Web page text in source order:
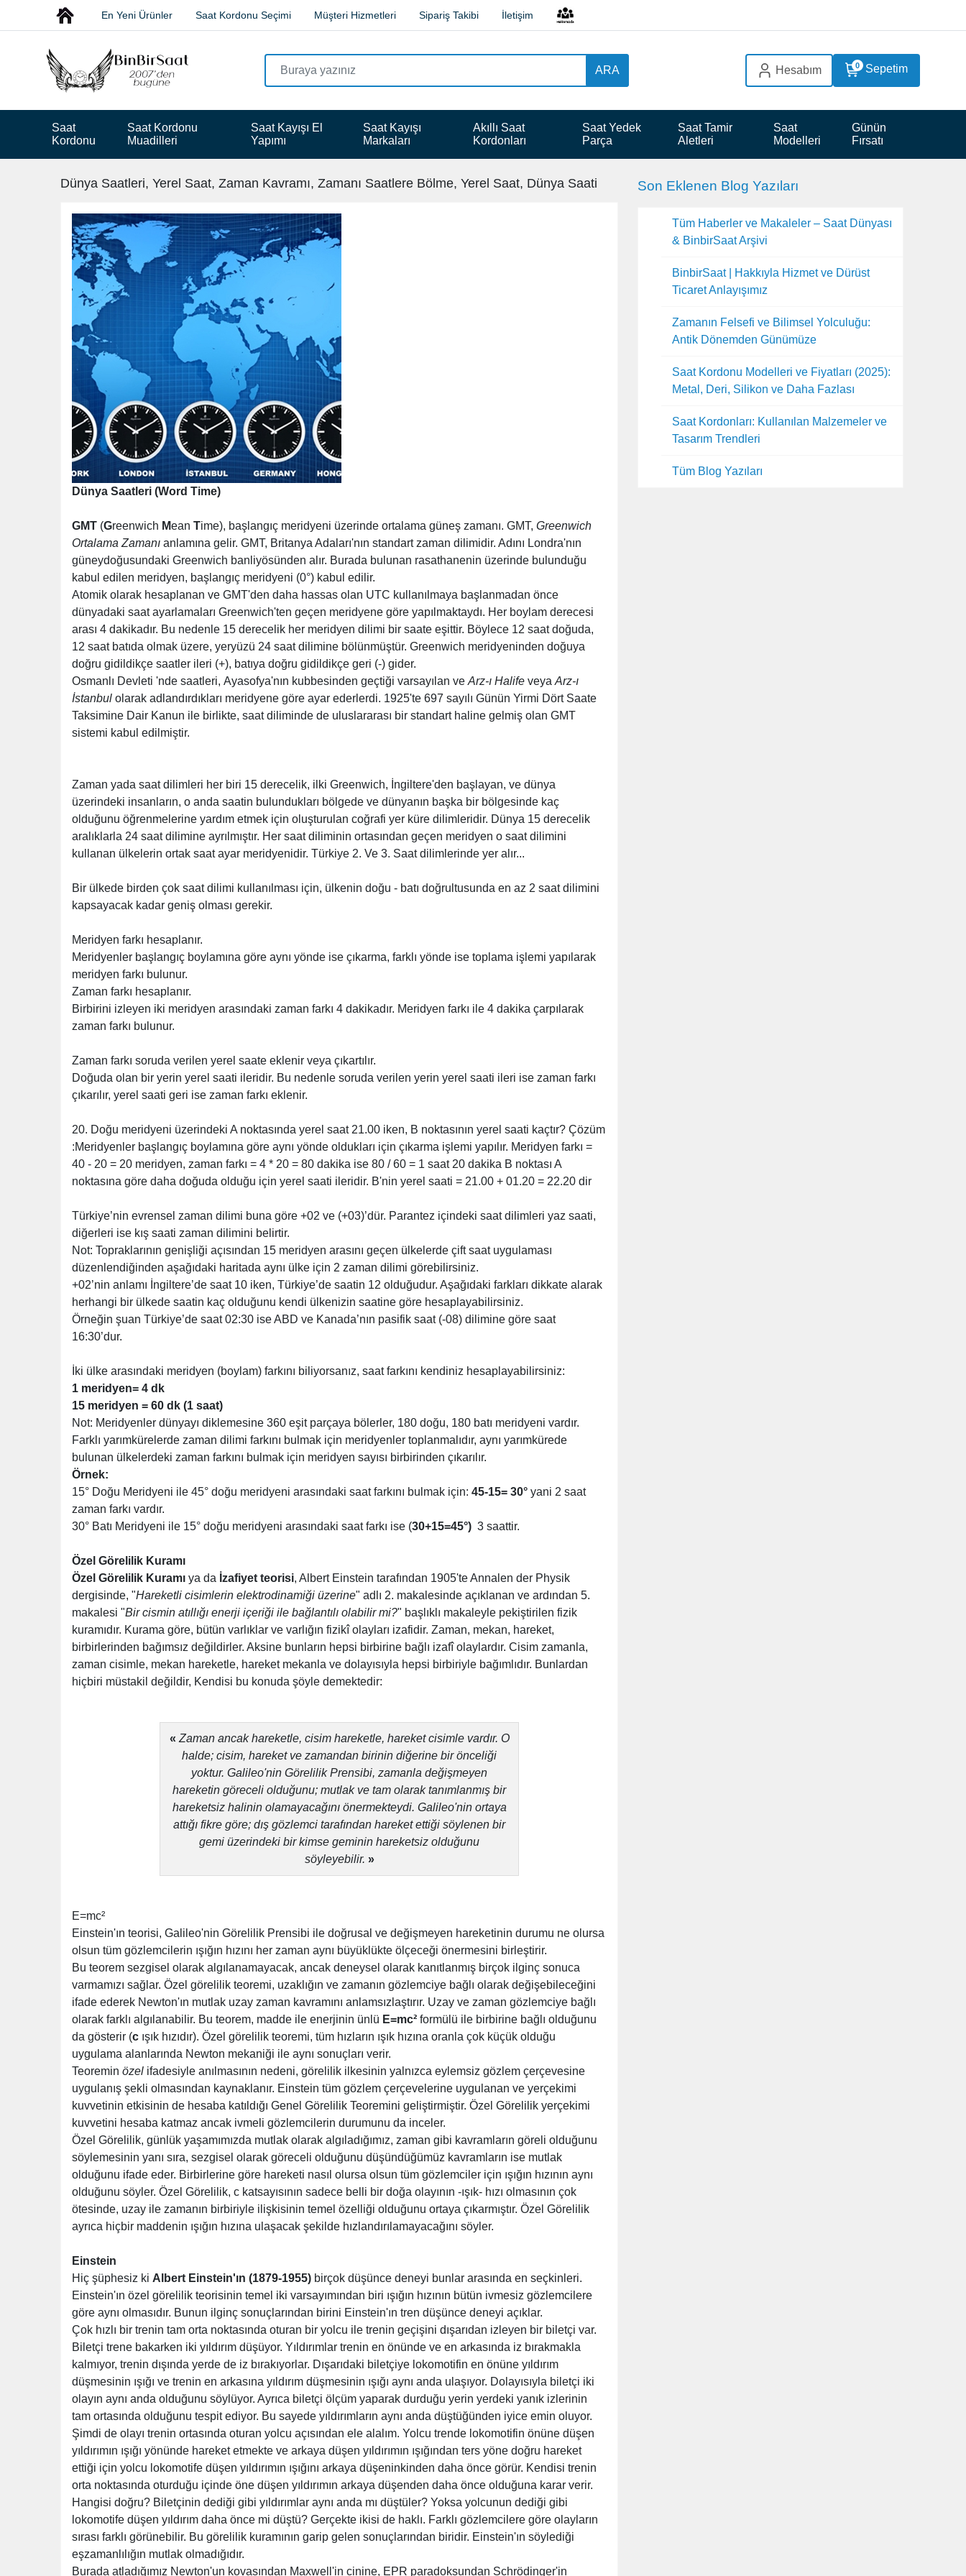
En Yeni Ürünler Saat Kordonu Seçimi Müşteri Hizmetleri Sipariş Takibi İletişim
ARA Hesabım 0 Sepetim
Saat
Kordonu
Saat Kordonu
Muadilleri
Saat Kayışı El
Yapımı
Saat Kayışı
Markaları
Akıllı Saat
Kordonları
Saat Yedek
Parça
Saat Tamir
Aletleri
Saat
Modelleri
Günün
Fırsatı
Dünya Saatleri, Yerel Saat, Zaman Kavramı, Zamanı Saatlere Bölme, Yerel Saat, Dünya Saati
Dünya Saatleri (Word Time)
GMT (Greenwich Mean Time), başlangıç meridyeni üzerinde ortalama güneş zamanı. GMT, Greenwich
Ortalama Zamanı anlamına gelir. GMT, Britanya Adaları'nın standart zaman dilimidir. Adını Londra'nın
güneydoğusundaki Greenwich banliyösünden alır. Burada bulunan rasathanenin üzerinde bulunduğu
kabul edilen meridyen, başlangıç meridyeni (0°) kabul edilir.
Atomik olarak hesaplanan ve GMT'den daha hassas olan UTC kullanılmaya başlanmadan önce
dünyadaki saat ayarlamaları Greenwich'ten geçen meridyene göre yapılmaktaydı. Her boylam derecesi
arası 4 dakikadır. Bu nedenle 15 derecelik her meridyen dilimi bir saate eşittir. Böylece 12 saat doğuda,
12 saat batıda olmak üzere, yeryüzü 24 saat dilimine bölünmüştür. Greenwich meridyeninden doğuya
doğru gidildikçe saatler ileri (+), batıya doğru gidildikçe geri (-) gider.
Osmanlı Devleti 'nde saatleri, Ayasofya'nın kubbesinden geçtiği varsayılan ve Arz-ı Halife veya Arz-ı
İstanbul olarak adlandırdıkları meridyene göre ayar ederlerdi. 1925'te 697 sayılı Günün Yirmi Dört Saate
Taksimine Dair Kanun ile birlikte, saat diliminde de uluslararası bir standart haline gelmiş olan GMT
sistemi kabul edilmiştir.
Zaman yada saat dilimleri her biri 15 derecelik, ilki Greenwich, İngiltere'den başlayan, ve dünya
üzerindeki insanların, o anda saatin bulundukları bölgede ve dünyanın başka bir bölgesinde kaç
olduğunu öğrenmelerine yardım etmek için oluşturulan coğrafi yer küre dilimleridir. Dünya 15 derecelik
aralıklarla 24 saat dilimine ayrılmıştır. Her saat diliminin ortasından geçen meridyen o saat dilimini
kullanan ülkelerin ortak saat ayar meridyenidir. Türkiye 2. Ve 3. Saat dilimlerinde yer alır...
Bir ülkede birden çok saat dilimi kullanılması için, ülkenin doğu - batı doğrultusunda en az 2 saat dilimini
kapsayacak kadar geniş olması gerekir.
Meridyen farkı hesaplanır.
Meridyenler başlangıç boylamına göre aynı yönde ise çıkarma, farklı yönde ise toplama işlemi yapılarak
meridyen farkı bulunur.
Zaman farkı hesaplanır.
Birbirini izleyen iki meridyen arasındaki zaman farkı 4 dakikadır. Meridyen farkı ile 4 dakika çarpılarak
zaman farkı bulunur.
Zaman farkı soruda verilen yerel saate eklenir veya çıkartılır.
Doğuda olan bir yerin yerel saati ileridir. Bu nedenle soruda verilen yerin yerel saati ileri ise zaman farkı
çıkarılır, yerel saati geri ise zaman farkı eklenir.
20. Doğu meridyeni üzerindeki A noktasında yerel saat 21.00 iken, B noktasının yerel saati kaçtır? Çözüm
:Meridyenler başlangıç boylamına göre aynı yönde oldukları için çıkarma işlemi yapılır. Meridyen farkı =
40 - 20 = 20 meridyen, zaman farkı = 4 * 20 = 80 dakika ise 80 / 60 = 1 saat 20 dakika B noktası A
noktasına göre daha doğuda olduğu için yerel saati ileridir. B'nin yerel saati = 21.00 + 01.20 = 22.20 dir
Türkiye’nin evrensel zaman dilimi buna göre +02 ve (+03)’dür. Parantez içindeki saat dilimleri yaz saati,
diğerleri ise kış saati zaman dilimini belirtir.
Not: Topraklarının genişliği açısından 15 meridyen arasını geçen ülkelerde çift saat uygulaması
düzenlendiğinden aşağıdaki haritada aynı ülke için 2 zaman dilimi görebilirsiniz.
+02’nin anlamı İngiltere’de saat 10 iken, Türkiye’de saatin 12 olduğudur. Aşağıdaki farkları dikkate alarak
herhangi bir ülkede saatin kaç olduğunu kendi ülkenizin saatine göre hesaplayabilirsiniz.
Örneğin şuan Türkiye’de saat 02:30 ise ABD ve Kanada’nın pasifik saat (-08) dilimine göre saat
16:30’dur.
İki ülke arasındaki meridyen (boylam) farkını biliyorsanız, saat farkını kendiniz hesaplayabilirsiniz:
1 meridyen= 4 dk
15 meridyen = 60 dk (1 saat)
Not: Meridyenler dünyayı diklemesine 360 eşit parçaya bölerler, 180 doğu, 180 batı meridyeni vardır.
Farklı yarımkürelerde zaman dilimi farkını bulmak için meridyenler toplanmalıdır, aynı yarımkürede
bulunan ülkelerdeki zaman farkını bulmak için meridyen sayısı birbirinden çıkarılır.
Örnek:
15° Doğu Meridyeni ile 45° doğu meridyeni arasındaki saat farkını bulmak için: 45-15= 30° yani 2 saat
zaman farkı vardır.
30° Batı Meridyeni ile 15° doğu meridyeni arasındaki saat farkı ise (30+15=45°) 3 saattir.
Özel Görelilik Kuramı
Özel Görelilik Kuramı ya da İzafiyet teorisi, Albert Einstein tarafından 1905'te Annalen der Physik
dergisinde, "Hareketli cisimlerin elektrodinamiği üzerine" adlı 2. makalesinde açıklanan ve ardından 5.
makalesi "Bir cismin atıllığı enerji içeriği ile bağlantılı olabilir mi?" başlıklı makaleyle pekiştirilen fizik
kuramıdır. Kurama göre, bütün var­lıklar ve varlığın fizikî olayları izafidir. Zaman, mekan, hareket,
birbirlerinden bağımsız değildirler. Aksine bunların hepsi birbirine bağlı izafî olaylardır. Cisim zamanla,
zaman cisimle, mekan hare­ketle, hareket mekanla ve dolayısıyla hepsi birbiriyle bağımlıdır. Bunlardan
hiçbiri müstakil değildir, Kendisi bu konuda şöyle demektedir:
« Zaman ancak hareketle, cisim hareketle, hareket cisimle vardır. O
halde; cisim, hareket ve zamandan birinin diğerine bir önceliği
yoktur. Galileo'nin Görelilik Prensibi, zamanla değişmeyen
hareketin göreceli olduğunu; mutlak ve tam olarak tanımlanmış bir
hareketsiz halinin olamayacağını önermekteydi. Galileo'nin ortaya
attığı fikre göre; dış gözlemci tarafından hareket ettiği söylenen bir
gemi üzerindeki bir kimse geminin hareketsiz olduğunu
söyleyebilir. »
E=mc²
Einstein'ın teorisi, Galileo'nin Görelilik Prensibi ile doğrusal ve değişmeyen hareketinin durumu ne olursa
olsun tüm gözlemcilerin ışığın hızını her zaman aynı büyüklükte ölçeceği önermesini birleştirir.
Bu teorem sezgisel olarak algılanamayacak, ancak deneysel olarak kanıtlanmış birçok ilginç sonuca
varmamızı sağlar. Özel görelilik teoremi, uzaklığın ve zamanın gözlemciye bağlı olarak değişebileceğini
ifade ederek Newton'ın mutlak uzay zaman kavramını anlamsızlaştırır. Uzay ve zaman gözlemciye bağlı
olarak farklı algılanabilir. Bu teorem, madde ile enerjinin ünlü E=mc² formülü ile birbirine bağlı olduğunu
da gösterir (c ışık hızıdır). Özel görelilik teoremi, tüm hızların ışık hızına oranla çok küçük olduğu
uygulama alanlarında Newton mekaniği ile aynı sonuçları verir.
Teoremin özel ifadesiyle anılmasının nedeni, görelilik ilkesinin yalnızca eylemsiz gözlem çerçevesine
uygulanış şekli olmasından kaynaklanır. Einstein tüm gözlem çerçevelerine uygulanan ve yerçekimi
kuvvetinin etkisinin de hesaba katıldığı Genel Görelilik Teoremini geliştirmiştir. Özel Görelilik yerçekimi
kuvvetini hesaba katmaz ancak ivmeli gözlemcilerin durumunu da inceler.
Özel Görelilik, günlük yaşamımızda mutlak olarak algıladığımız, zaman gibi kavramların göreli olduğunu
söylemesinin yanı sıra, sezgisel olarak göreceli olduğunu düşündüğümüz kavramların ise mutlak
olduğunu ifade eder. Birbirlerine göre hareketi nasıl olursa olsun tüm gözlemciler için ışığın hızının aynı
olduğunu söyler. Özel Görelilik, c katsayısının sadece belli bir doğa olayının -ışık- hızı olmasının çok
ötesinde, uzay ile zamanın birbiriyle ilişkisinin temel özelliği olduğunu ortaya çıkarmıştır. Özel Görelilik
ayrıca hiçbir maddenin ışığın hızına ulaşacak şekilde hızlandırılamayacağını söyler.
Einstein
Hiç şüphesiz ki Albert Einstein'ın (1879-1955) birçok düşünce deneyi bunlar arasında en seçkinleri.
Einstein'ın özel görelilik teorisinin temel iki varsayımından biri ışığın hızının bütün ivmesiz gözlemcilere
göre aynı olmasıdır. Bunun ilginç sonuçlarından birini Einstein'ın tren düşünce deneyi açıklar.
Çok hızlı bir trenin tam orta noktasında oturan bir yolcu ile trenin geçişini dışarıdan izleyen bir biletçi var.
Biletçi trene bakarken iki yıldırım düşüyor. Yıldırımlar trenin en önünde ve en arkasında iz bırakmakla
kalmıyor, trenin dışında yerde de iz bırakıyorlar. Dışarıdaki biletçiye lokomotifin en önüne yıldırım
düşmesinin ışığı ve trenin en arkasına yıldırım düşmesinin ışığı aynı anda ulaşıyor. Dolayısıyla biletçi iki
olayın aynı anda olduğunu söylüyor. Ayrıca biletçi ölçüm yaparak durduğu yerin yerdeki yanık izlerinin
tam ortasında olduğunu tespit ediyor. Bu sayede yıldırımların aynı anda düştüğünden iyice emin oluyor.
Şimdi de olayı trenin ortasında oturan yolcu açısından ele alalım. Yolcu trende lokomotifin önüne düşen
yıldırımın ışığı yönünde hareket etmekte ve arkaya düşen yıldırımın ışığından ters yöne doğru hareket
ettiği için yolcu lokomotife düşen yıldırımın ışığını arkaya düşeninkinden daha önce görür. Kendisi trenin
orta noktasında oturduğu içinde öne düşen yıldırımın arkaya düşenden daha önce olduğuna karar verir.
Hangisi doğru? Biletçinin dediği gibi yıldırımlar aynı anda mı düştüler? Yoksa yolcunun dediği gibi
lokomotife düşen yıldırım daha önce mi düştü? Gerçekte ikisi de haklı. Farklı gözlemcilere göre olayların
sırası farklı görünebilir. Bu görelilik kuramının garip gelen sonuçlarından biridir. Einstein'ın söylediği
eşzamanlılığın mutlak olmadığıdır.
Burada atladığımız Newton'un kovasından Maxwell'in cinine, EPR paradoksundan Schrödinger'in
Son Eklenen Blog Yazıları
Tüm Haberler ve Makaleler – Saat Dünyası
& BinbirSaat Arşivi
BinbirSaat | Hakkıyla Hizmet ve Dürüst
Ticaret Anlayışımız
Zamanın Felsefi ve Bilimsel Yolculuğu:
Antik Dönemden Günümüze
Saat Kordonu Modelleri ve Fiyatları (2025):
Metal, Deri, Silikon ve Daha Fazlası
Saat Kordonları: Kullanılan Malzemeler ve
Tasarım Trendleri
Tüm Blog Yazıları